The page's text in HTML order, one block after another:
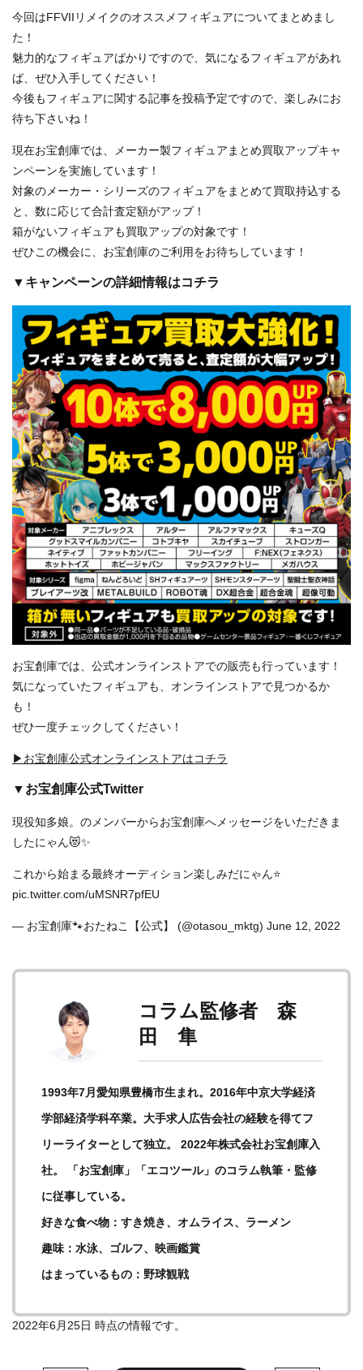
今回はFFVIIリメイクのオススメフィギュアについてまとめまし
た！
魅力的なフィギュアばかりですので、気になるフィギュアがあれ
ば、ぜひ入手してください！
今後もフィギュアに関する記事を投稿予定ですので、楽しみにお
待ち下さいね！
現在お宝創庫では、メーカー製フィギュアまとめ買取アップキャ
ンペーンを実施しています！
対象のメーカー・シリーズのフィギュアをまとめて買取持込する
と、数に応じて合計査定額がアップ！
箱がないフィギュアも買取アップの対象です！
ぜひこの機会に、お宝創庫のご利用をお待ちしています！
▼キャンペーンの詳細情報はコチラ
お宝創庫では、公式オンラインストアでの販売も行っています！
気になっていたフィギュアも、オンラインストアで見つかるか
も！
ぜひ一度チェックしてください！
▶お宝創庫公式オンラインストアはコチラ
▼お宝創庫公式Twitter
現役知多娘。のメンバーからお宝創庫へメッセージをいただきま
したにゃん😻✨
これから始まる最終オーディション楽しみだにゃん⭐️
pic.twitter.com/uMSNR7pfEU
— お宝創庫🐾おたねこ【公式】 (@otasou_mktg) June 12, 2022
コラム監修者 森
田 隼
1993年7月愛知県豊橋市生まれ。2016年中京大学経済
学部経済学科卒業。大手求人広告会社の経験を得てフ
リーライターとして独立。 2022年株式会社お宝創庫入
社。 「お宝創庫」「エコツール」のコラム執筆・監修
に従事している。
好きな食べ物：すき焼き、オムライス、ラーメン
趣味：水泳、ゴルフ、映画鑑賞
はまっているもの：野球観戦
2022年6月25日 時点の情報です。